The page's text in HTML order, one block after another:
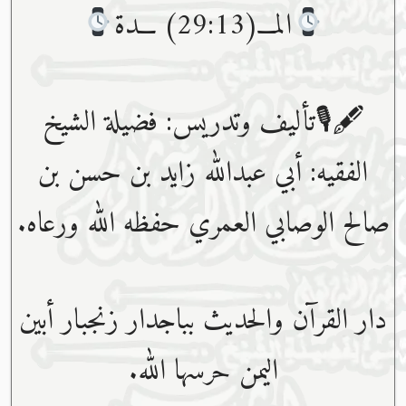
المـــ(29:13) ـــدة
🖋🎙تأليف وتدريس: فضيلة الشيخ
الفقيه: أبي عبدﷲ زايد بن حسن بن
صالح الوصابي العمري حفظه ﷲ ورعاه.
دار القرآن والحديث بباجدار زنجبار أبين
اليمن حرسها الله.